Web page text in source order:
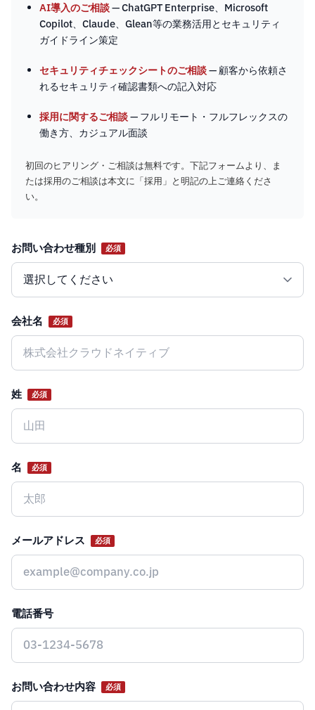
AI導入のご相談— ChatGPT Enterprise、Microsoft
Copilot、Claude、Glean等の業務活用とセキュリティ
ガイドライン策定
セキュリティチェックシートのご相談— 顧客から依頼さ
れるセキュリティ確認書類への記入対応
採用に関するご相談— フルリモート・フルフレックスの
働き方、カジュアル面談
初回のヒアリング・ご相談は無料です。下記フォームより、ま
たは採用のご相談は本文に「採用」と明記の上ご連絡くださ
い。
Website
お問い合わせ種別 必須
会社名 必須
姓 必須
名 必須
メールアドレス 必須
電話番号
お問い合わせ内容 必須